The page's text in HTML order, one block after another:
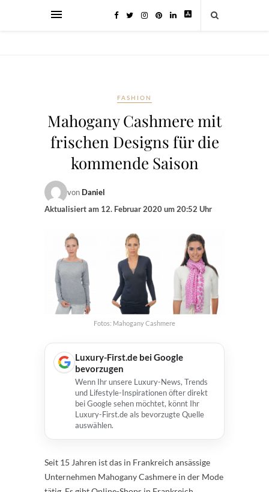
FASHION
Mahogany Cashmere mit
frischen Designs für die
kommende Saison
von Daniel
Aktualisiert am 12. Februar 2020 um 20:52 Uhr
Fotos: Mahogany Cashmere
Luxury-First.de bei Google
bevorzugen
Wenn Ihr unsere Luxury-News, Trends
und Lifestyle-Inspirationen öfter direkt
bei Google sehen möchtet, könnt Ihr
Luxury-First.de als bevorzugte Quelle
auswählen.
Seit 15 Jahren ist das in Frankreich ansässige
Unternehmen Mahogany Cashmere in der Mode